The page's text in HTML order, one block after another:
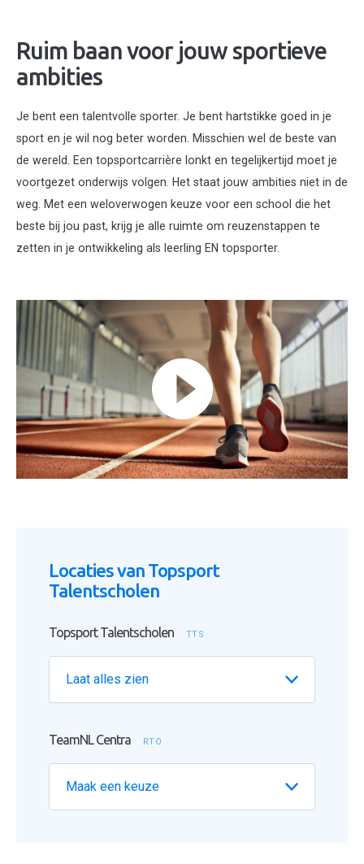
Ruim baan voor jouw sportieve
ambities
Je bent een talentvolle sporter. Je bent hartstikke goed in je
sport en je wil nog beter worden. Misschien wel de beste van
de wereld. Een topsportcarrière lonkt en tegelijkertijd moet je
voortgezet onderwijs volgen. Het staat jouw ambities niet in de
weg. Met een weloverwogen keuze voor een school die het
beste bij jou past, krijg je alle ruimte om reuzenstappen te
zetten in je ontwikkeling als leerling EN topsporter.
Locaties van Topsport
Talentscholen
Topsport Talentscholen TTS
TeamNL Centra RTO